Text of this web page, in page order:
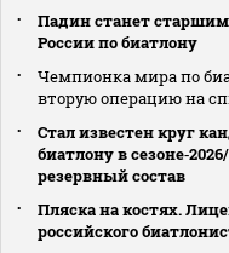
Падин станет
России по биатлону
Чемпионка мира по
вторую операцию на
Стал известен круг
биатлону в
резервный состав
Пляска на костях.
российского